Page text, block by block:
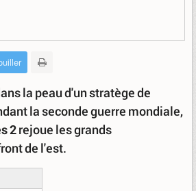
la peau d'un stratège de
la seconde guerre mondiale,
2rejoue les grands
de l'est.